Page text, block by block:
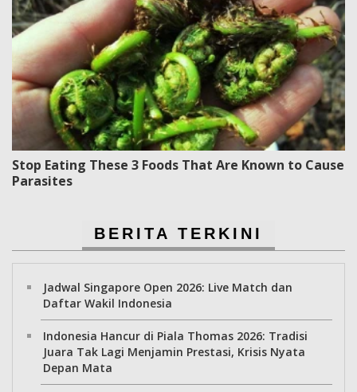
Stop Eating These 3 Foods That Are Known to Cause
Parasites
BERITA TERKINI
Jadwal Singapore Open 2026: Live Match dan
Daftar Wakil Indonesia
Indonesia Hancur di Piala Thomas 2026: Tradisi
Juara Tak Lagi Menjamin Prestasi, Krisis Nyata
Depan Mata